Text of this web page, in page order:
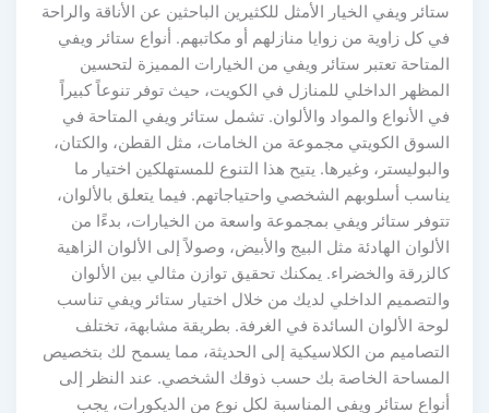
ستائر ويفي الخيار الأمثل للكثيرين الباحثين عن الأناقة والراحة
في كل زاوية من زوايا منازلهم أو مكاتبهم. أنواع ستائر ويفي
المتاحة تعتبر ستائر ويفي من الخيارات المميزة لتحسين
المظهر الداخلي للمنازل في الكويت، حيث توفر تنوعاً كبيراً
في الأنواع والمواد والألوان. تشمل ستائر ويفي المتاحة في
السوق الكويتي مجموعة من الخامات، مثل القطن، والكتان،
والبوليستر، وغيرها. يتيح هذا التنوع للمستهلكين اختيار ما
يناسب أسلوبهم الشخصي واحتياجاتهم. فيما يتعلق بالألوان،
تتوفر ستائر ويفي بمجموعة واسعة من الخيارات، بدءًا من
الألوان الهادئة مثل البيج والأبيض، وصولاً إلى الألوان الزاهية
كالزرقة والخضراء. يمكنك تحقيق توازن مثالي بين الألوان
والتصميم الداخلي لديك من خلال اختيار ستائر ويفي تناسب
لوحة الألوان السائدة في الغرفة. بطريقة مشابهة، تختلف
التصاميم من الكلاسيكية إلى الحديثة، مما يسمح لك بتخصيص
المساحة الخاصة بك حسب ذوقك الشخصي. عند النظر إلى
أنواع ستائر ويفي المناسبة لكل نوع من الديكورات، يجب